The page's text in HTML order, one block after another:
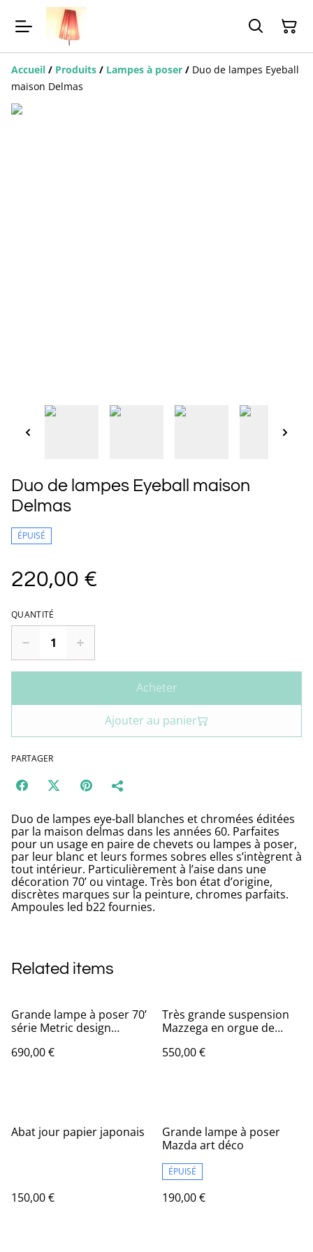
Accueil / Produits / Lampes à poser / Duo de lampes Eyeball
maison Delmas
Duo de lampes Eyeball maison
Delmas
ÉPUISÉ
220,00 €
QUANTITÉ
Acheter
Ajouter au panier
PARTAGER
Duo de lampes eye-ball blanches et chromées éditées
par la maison delmas dans les années 60. Parfaites
pour un usage en paire de chevets ou lampes à poser,
par leur blanc et leurs formes sobres elles s’intègrent à
tout intérieur. Particulièrement à l’aise dans une
décoration 70’ ou vintage. Très bon état d’origine,
discrètes marques sur la peinture, chromes parfaits.
Ampoules led b22 fournies.
Related items
Grande lampe à poser 70’
série Metric design
690,00 €
Très grande suspension
Mazzega en orgue de
dans le style d’Angelo
550,00 €
Abat jour papier japonais
150,00 €
Grande lampe à poser
Mazda art déco
ÉPUISÉ
190,00 €